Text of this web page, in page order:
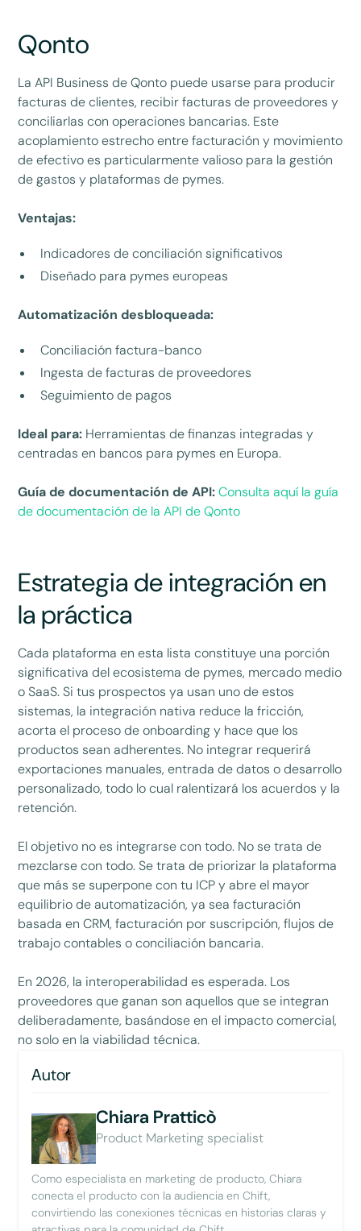
Autor
Chiara Pratticò
Product Marketing specialist
Como especialista en marketing de producto, Chiara
conecta el producto con la audiencia en Chift,
convirtiendo las conexiones técnicas en historias claras y
Qonto
La API Business de Qonto puede usarse para producir
facturas de clientes, recibir facturas de proveedores y
conciliarlas con operaciones bancarias. Este
acoplamiento estrecho entre facturación y movimiento
de efectivo es particularmente valioso para la gestión
de gastos y plataformas de pymes.
Ventajas:
Indicadores de conciliación significativos
Diseñado para pymes europeas
Automatización desbloqueada:
Conciliación factura-banco
Ingesta de facturas de proveedores
Seguimiento de pagos
Ideal para: Herramientas de finanzas integradas y
centradas en bancos para pymes en Europa.
Guía de documentación de API: Consulta aquí la guía
de documentación de la API de Qonto
Estrategia de integración en
la práctica
Cada plataforma en esta lista constituye una porción
significativa del ecosistema de pymes, mercado medio
o SaaS. Si tus prospectos ya usan uno de estos
sistemas, la integración nativa reduce la fricción,
acorta el proceso de onboarding y hace que los
productos sean adherentes. No integrar requerirá
exportaciones manuales, entrada de datos o desarrollo
personalizado, todo lo cual ralentizará los acuerdos y la
retención.
El objetivo no es integrarse con todo. No se trata de
mezclarse con todo. Se trata de priorizar la plataforma
que más se superpone con tu ICP y abre el mayor
equilibrio de automatización, ya sea facturación
basada en CRM, facturación por suscripción, flujos de
trabajo contables o conciliación bancaria.
En 2026, la interoperabilidad es esperada. Los
proveedores que ganan son aquellos que se integran
deliberadamente, basándose en el impacto comercial,
no solo en la viabilidad técnica.